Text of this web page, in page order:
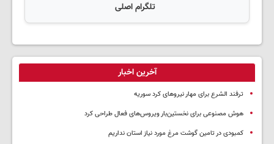
تلگرام اصلی
آخرین اخبار
ترفند الشرع برای مهار نیروهای کرد سوریه
هوش مصنوعی برای نخستین‌بار ویروس‌های فعال طراحی کرد
کمبودی در تامین گوشت مرغ مورد نیاز استان نداریم